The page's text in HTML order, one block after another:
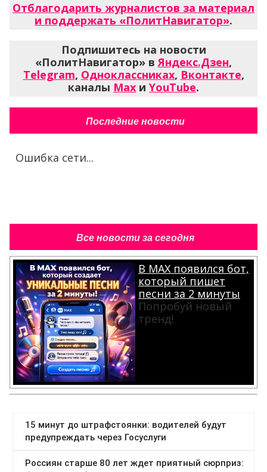
Отблагодарить журналистов за материал
и поддержать «ПолитНавигатор».
Подпишитесь на новости
«ПолитНавигатор» вЯндекс.Дзен,
Telegram, Одноклассниках, Вконтакте,
каналы Max и YouTube.
Последние новости
Ошибка сети...
Все новости за сегодня
В MAX появился бот,
который пишет
песни за 2 минуты
Попробуй новый
тренд!